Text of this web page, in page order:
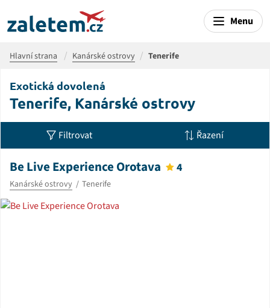
Menu
Hlavní strana Kanárské ostrovy Tenerife
Exotická dovolená
Tenerife, Kanárské ostrovy
Filtrovat Řazení
Be Live Experience Orotava 4
Kanárské ostrovy Tenerife